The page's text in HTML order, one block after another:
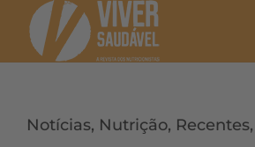
Notícias, Nutrição, Recentes,